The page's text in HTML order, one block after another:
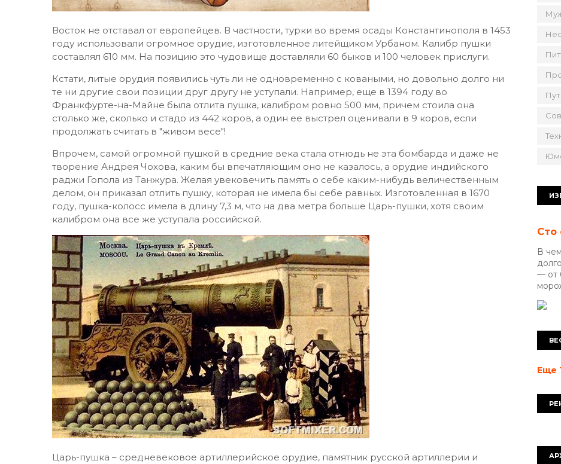
Восток не отставал от европейцев. В частности, турки во время осады Константинополя в 1453
году использовали огромное орудие, изготовленное литейщиком Урбаном. Калибр пушки
составлял 610 мм. На позицию это чудовище доставляли 60 быков и 100 человек прислуги.
Кстати, литые орудия появились чуть ли не одновременно с коваными, но довольно долго ни
те ни другие свои позиции друг другу не уступали. Например, еще в 1394 году во
Франкфурте-на-Майне была отлита пушка, калибром ровно 500 мм, причем стоила она
столько же, сколько и стадо из 442 коров, а один ее выстрел оценивали в 9 коров, если
продолжать считать в "живом весе"!
Впрочем, самой огромной пушкой в средние века стала отнюдь не эта бомбарда и даже не
творение Андрея Чохова, каким бы впечатляющим оно не казалось, а орудие индийского
раджи Гопола из Танжура. Желая увековечить память о себе каким-нибудь величественным
делом, он приказал отлить пушку, которая не имела бы себе равных. Изготовленная в 1670
году, пушка-колосс имела в длину 7,3 м, что на два метра больше Царь-пушки, хотя своим
калибром она все же уступала российской.
Царь-пушка – средневековое артиллерийское орудие, памятник русской артиллерии и
Сто
В
— от
Еще